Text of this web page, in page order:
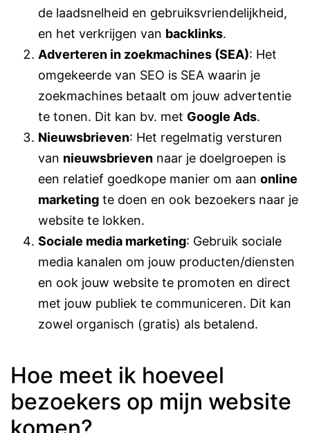
de laadsnelheid en gebruiksvriendelijkheid,
en het verkrijgen van backlinks.
Adverteren in zoekmachines (SEA): Het
omgekeerde van SEO is SEA waarin je
zoekmachines betaalt om jouw advertentie
te tonen. Dit kan bv. met Google Ads.
Nieuwsbrieven: Het regelmatig versturen
van nieuwsbrieven naar je doelgroepen is
een relatief goedkope manier om aan online
marketing te doen en ook bezoekers naar je
website te lokken.
Sociale media marketing: Gebruik sociale
media kanalen om jouw producten/diensten
en ook jouw website te promoten en direct
met jouw publiek te communiceren. Dit kan
zowel organisch (gratis) als betalend.
Hoe meet ik hoeveel
bezoekers op mijn website